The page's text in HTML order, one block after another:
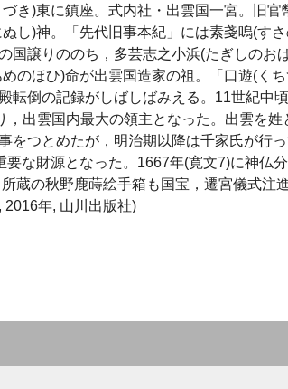
き)東に鎮座。式内社・出雲国一宮。旧
し)神。「先代旧事本紀」には素戔嗚(す
国譲りののち，多芸志之小浜(たぎしのお
のほひ)命が出雲国造家の祖。「口遊(く
転倒の記録がしばしばみえる。11世紀中
，出雲国内最大の領主となった。出雲を
をつとめたが，明治期以降は千家氏が行
要な財源となった。1667年(寛文7)に神仏
蔵の秋野鹿蒔絵手箱も国宝，遷宮儀式注
2016年, 山川出版社)